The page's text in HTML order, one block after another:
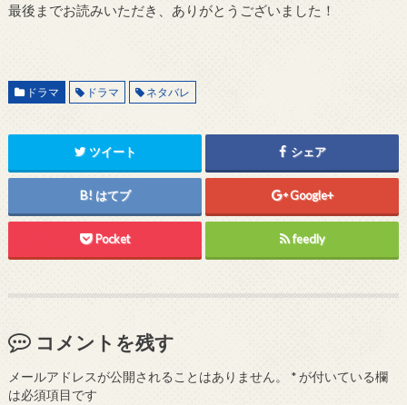
最後までお読みいただき、ありがとうございました！
ドラマ ドラマ ネタバレ
ツイート シェア
はてブ Google+
Pocket feedly
コメントを残す
メールアドレスが公開されることはありません。 *が付いている欄
は必須項目です